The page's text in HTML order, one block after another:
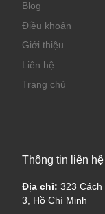
Blog
Điều khoản
Giới thiệu
Liên hệ
Trang chủ
Thông tin liên hệ
Địa chỉ: 323
3, Hồ Chí Minh